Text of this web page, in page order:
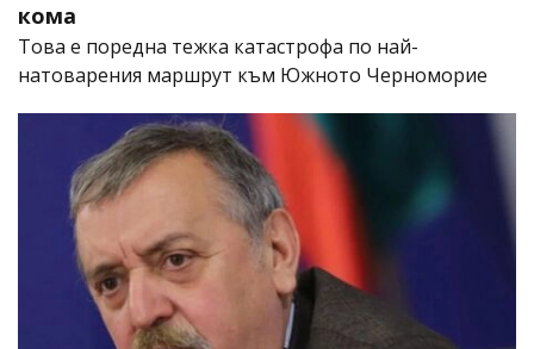
кома
Това е поредна тежка катастрофа по най-
натоварения маршрут към Южното Черноморие